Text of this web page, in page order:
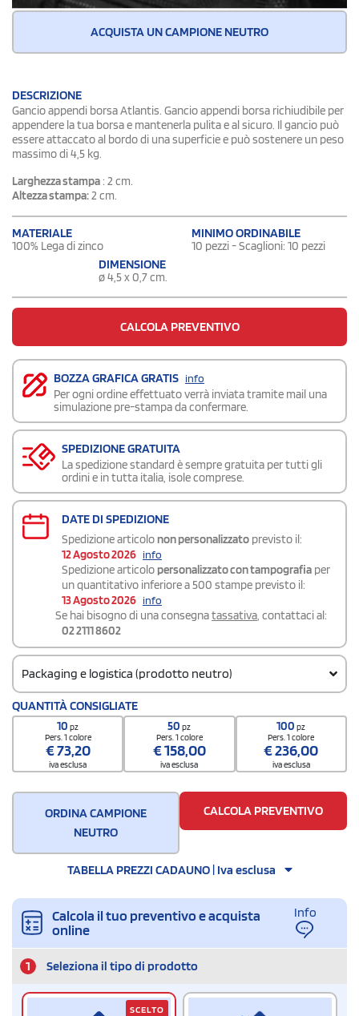
ACQUISTA UN CAMPIONE NEUTRO
DESCRIZIONE
Gancio appendi borsa Atlantis. Gancio appendi borsa richiudibile per
appendere la tua borsa e mantenerla pulita e al sicuro. Il gancio può
essere attaccato al bordo di una superficie e può sostenere un peso
massimo di 4,5 kg.
Larghezza stampa : 2 cm.
Altezza stampa:2 cm.
MATERIALE
100% Lega di zinco
MINIMO ORDINABILE
10 pezzi - Scaglioni: 10 pezzi
DIMENSIONE
ø 4,5 x 0,7 cm.
CALCOLA PREVENTIVO
BOZZA GRAFICA GRATIS info
Per ogni ordine effettuato verrà inviata tramite mail una
simulazione pre-stampa da confermare.
SPEDIZIONE GRATUITA
La spedizione standard è sempre gratuita per tutti gli
ordini e in tutta italia, isole comprese.
DATE DI SPEDIZIONE
Spedizione articolo non personalizzato previsto il:
12 Agosto 2026 info
Spedizione articolo personalizzato con tampografia per
un quantitativo inferiore a 500 stampe previsto il:
13 Agosto 2026 info
Se hai bisogno di una consegnatassativa, contattaci al:
02 2111 8602
Packaging e logistica (prodotto neutro)
Codice doganale
790700000000000000Q300
Quantità per confezione
100 / Inner carton
Quantità per scatola
200
QUANTITÀ CONSIGLIATE
10pz
Pers. 1 colore
€73,20
iva esclusa
50pz
Pers. 1 colore
€158,00
iva esclusa
100pz
Pers. 1 colore
€236,00
iva esclusa
ORDINA CAMPIONE
NEUTRO
CALCOLA PREVENTIVO
TABELLA PREZZI CADAUNO | Iva esclusa
Calcola il tuo preventivo e acquista
online
Info
1 Seleziona il tipo di prodotto
SCELTO